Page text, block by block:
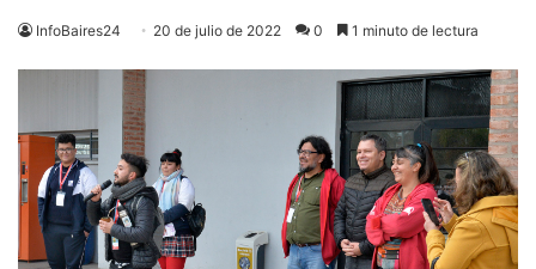
InfoBaires24 20 de julio de 2022 0 1 minuto de lectura